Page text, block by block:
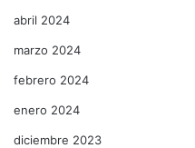
abril 2024
marzo 2024
febrero 2024
enero 2024
diciembre 2023